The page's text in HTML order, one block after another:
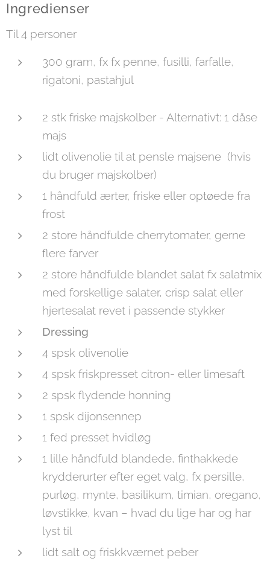
Ingredienser
Til 4 personer
300 gram, fx fx penne, fusilli, farfalle,
rigatoni, pastahjul
2 stk friske majskolber - Alternativt: 1 dåse
majs
lidt olivenolie til at pensle majsene (hvis
du bruger majskolber)
1 håndfuld ærter, friske eller optøede fra
frost
2 store håndfulde cherrytomater, gerne
flere farver
2 store håndfulde blandet salat fx salatmix
med forskellige salater, crisp salat eller
hjertesalat revet i passende stykker
Dressing
4 spsk olivenolie
4 spsk friskpresset citron- eller limesaft
2 spsk flydende honning
1 spsk dijonsennep
1 fed presset hvidløg
1 lille håndfuld blandede, finthakkede
krydderurter efter eget valg, fx persille,
purløg, mynte, basilikum, timian, oregano,
løvstikke, kvan – hvad du lige har og har
lyst til
lidt salt og friskkværnet peber